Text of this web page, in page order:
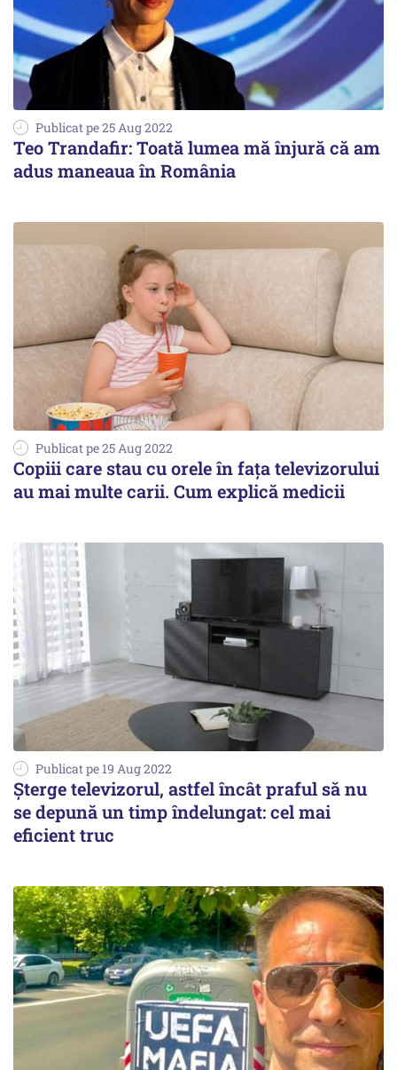
Publicat pe 25 Aug 2022
Teo Trandafir: Toată lumea mă înjură că am
adus maneaua în România
Publicat pe 25 Aug 2022
Copiii care stau cu orele în faţa televizorului
au mai multe carii. Cum explică medicii
Publicat pe 19 Aug 2022
Șterge televizorul, astfel încât praful să nu
se depună un timp îndelungat: cel mai
eficient truc